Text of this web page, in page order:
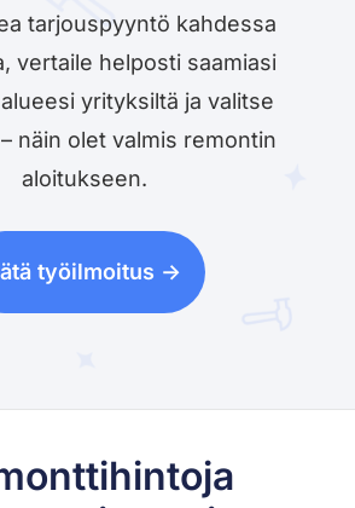
tarjouspyyntö kahdessa
vertaile helposti saamiasi
yrityksiltä ja valitse
näin olet valmis remontin
aloitukseen.
työilmoitus ->